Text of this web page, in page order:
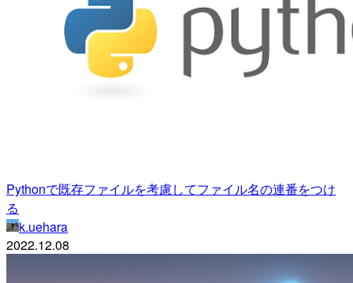
Pythonで既存ファイルを考慮してファイル名の連番をつけ
る
k.uehara
2022.12.08